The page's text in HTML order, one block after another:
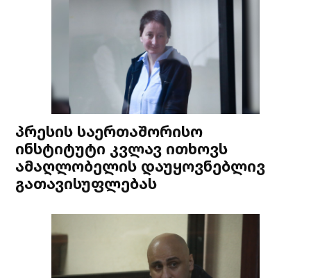
პრესის საერთაშორისო
ინსტიტუტი კვლავ ითხოვს
ამაღლობელის დაუყოვნებლივ
გათავისუფლებას